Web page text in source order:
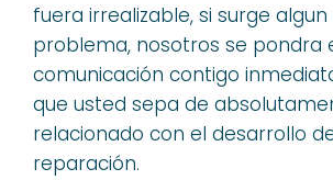
fuera irrealizable, si surge
problema, nosotros se pondra
comunicación contigo
que usted sepa de
relacionado con el desarrollo
reparación.